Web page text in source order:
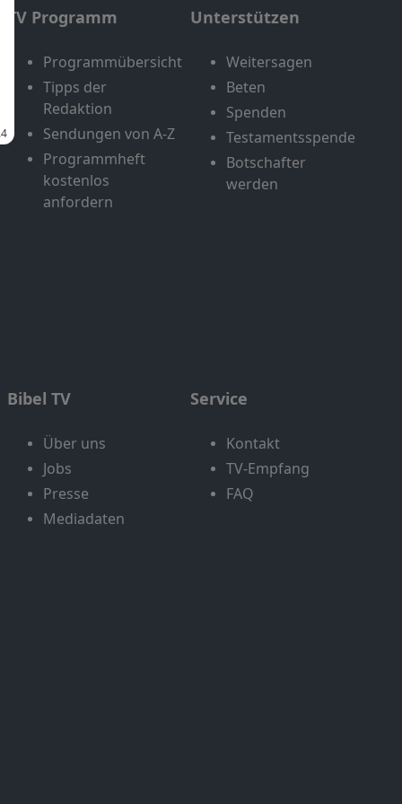
TV Programm
Programmübersicht
Tipps der
Redaktion
Sendungen von A-Z
Programmheft
kostenlos
anfordern
Unterstützen
Weitersagen
Beten
Spenden
Testamentsspende
Botschafter
werden
Bibel TV
Über uns
Jobs
Presse
Mediadaten
Service
Kontakt
TV-Empfang
FAQ